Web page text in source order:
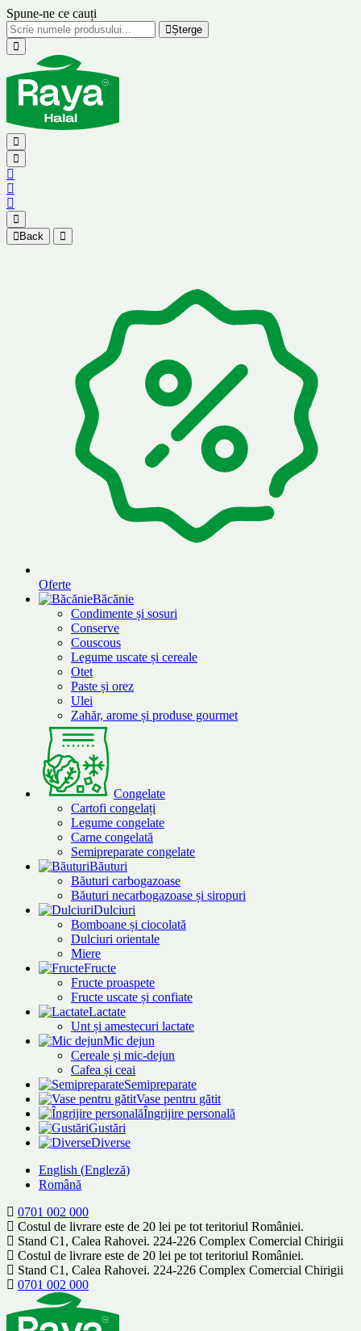
Spune-ne ce cauți
Șterge
Back
Oferte
Băcănie
Condimente și sosuri
Conserve
Couscous
Legume uscate și cereale
Otet
Paste și orez
Ulei
Zahăr, arome și produse gourmet
Congelate
Cartofi congelați
Legume congelate
Carne congelată
Semipreparate congelate
Băuturi
Băuturi carbogazoase
Băuturi necarbogazoase și siropuri
Dulciuri
Bomboane și ciocolată
Dulciuri orientale
Miere
Fructe
Fructe proaspete
Fructe uscate și confiate
Lactate
Unt și amestecuri lactate
Mic dejun
Cereale și mic-dejun
Cafea și ceai
Semipreparate
Vase pentru gătit
Îngrijire personală
Gustări
Diverse
English (Engleză)
Română
0701 002 000
Costul de livrare este de 20 lei pe tot teritoriul României.
Stand C1, Calea Rahovei. 224-226 Complex Comercial Chirigii
Costul de livrare este de 20 lei pe tot teritoriul României.
Stand C1, Calea Rahovei. 224-226 Complex Comercial Chirigii
0701 002 000